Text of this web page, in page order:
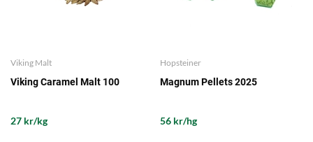
Viking Malt
Viking Caramel Malt 100
27 kr/kg
Hopsteiner
Magnum Pellets 2025
56 kr/hg